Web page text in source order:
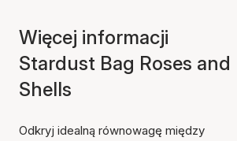
Więcej informacji
Stardust Bag Roses and
Shells
Odkryj idealną równowagę między